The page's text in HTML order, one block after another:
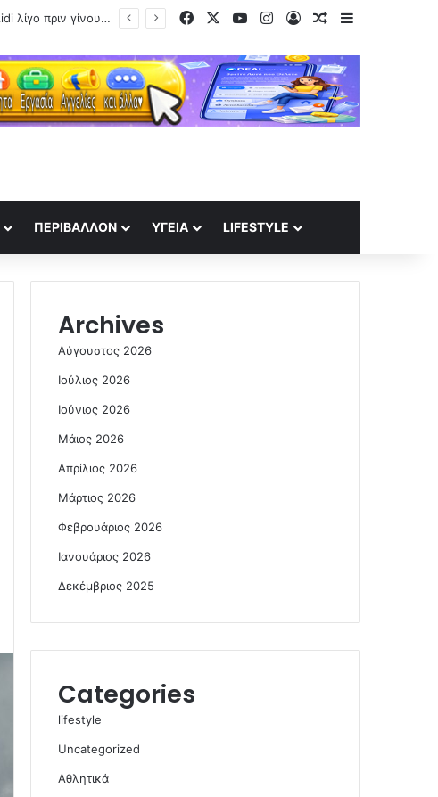
Στην Κίνα, άνθρωποι νοικιάζουν το πρόσωπό τους σε «σαπουνόπερες» τεχνητής νοημοσύνης – Βιομετρικά δεδομένα προς πώληση FacebookYouTubeInstagram
Log InRandom Article
Sidebar
ΠΕΡΙΒΆΛΛΟΝ ΥΓΕΊΑ LIFESTYLE
Archives
Αύγουστος 2026
Ιούλιος 2026
Ιούνιος 2026
Μάιος 2026
Απρίλιος 2026
Μάρτιος 2026
Φεβρουάριος 2026
Ιανουάριος 2026
Δεκέμβριος 2025
Categories
lifestyle
Uncategorized
Αθλητικά